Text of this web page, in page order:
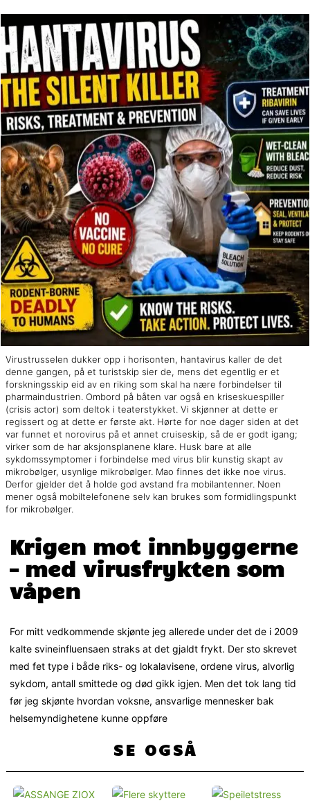
Virustrusselen dukker opp i horisonten, hantavirus kaller de det
denne gangen, på et turistskip sier de, mens det egentlig er et
forskningsskip eid av en riking som skal ha nære forbindelser til
pharmaindustrien. Ombord på båten var også en kriseskuespiller
(crisis actor) som deltok i teaterstykket. Vi skjønner at dette er
regissert og at dette er første akt. Hørte for noe dager siden at det
var funnet et norovirus på et annet cruiseskip, så de er godt igang;
virker som de har aksjonsplanene klare. Husk bare at alle
sykdomssymptomer i forbindelse med virus blir kunstig skapt av
mikrobølger, usynlige mikrobølger. Mao finnes det ikke noe virus.
Derfor gjelder det å holde god avstand fra mobilantenner. Noen
mener også mobiltelefonene selv kan brukes som formidlingspunkt
for mikrobølger.
Krigen mot innbyggerne
– med virusfrykten som
våpen
For mitt vedkommende skjønte jeg allerede under det de i 2009
kalte svineinfluensaen straks at det gjaldt frykt. Der sto skrevet
med fet type i både riks- og lokalavisene, ordene virus, alvorlig
sykdom, antall smittede og død gikk igjen. Men det tok lang tid
før jeg skjønte hvordan voksne, ansvarlige mennesker bak
helsemyndighetene kunne oppføre
SE OGSÅ